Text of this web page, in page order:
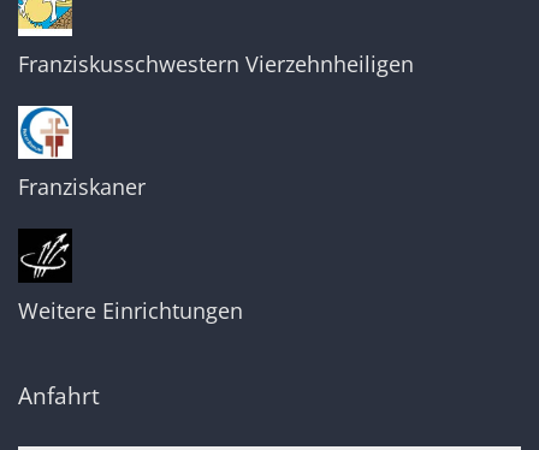
Franziskusschwestern Vierzehnheiligen
Franziskaner
Weitere Einrichtungen
Anfahrt